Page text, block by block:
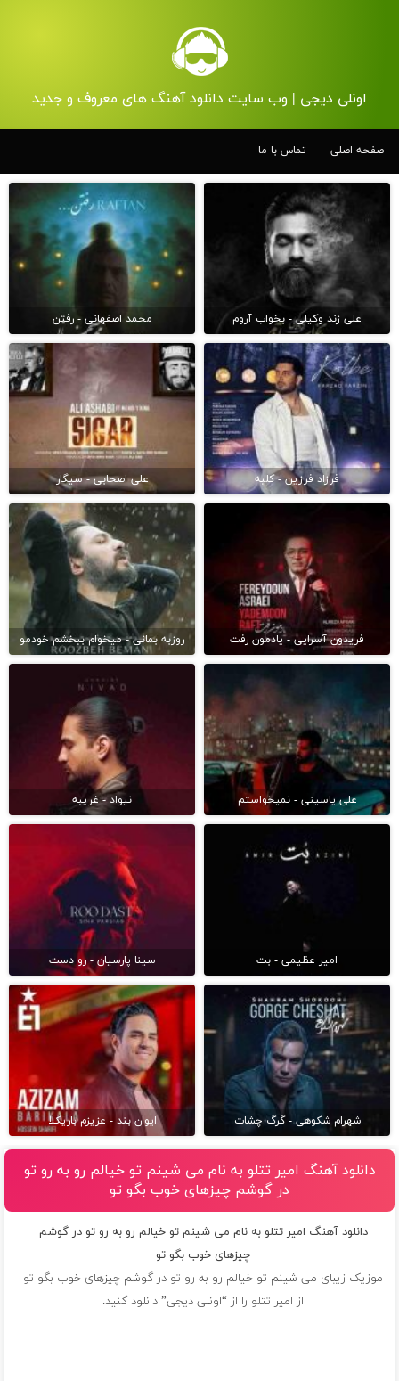
اونلی دیجی | وب سایت دانلود آهنگ های معروف و جدید
صفحه اصلی تماس با ما
علی زند وکیلی - بخواب آروم محمد اصفهانی - رفتن
فرزاد فرزین - کلبه علی اصحابی - سیگار
فریدون آسرایی - یادمون رفت روزبه بمانی - میخوام ببخشم خودمو
علی یاسینی - نمیخواستم نیواد - غریبه
امیر عظیمی - بت سینا پارسیان - رو دست
شهرام شکوهی - گرگ چشات ایوان بند - عزیزم باریکلا
دانلود آهنگ امیر تتلو به نام می شینم تو خیالم رو به رو تو
در گوشم چیزهای خوب بگو تو
دانلود آهنگ امیر تتلو به نام می شینم تو خیالم رو به رو تو در گوشم
چیزهای خوب بگو تو
موزیک زیبای می شینم تو خیالم رو به رو تو در گوشم چیزهای خوب بگو تو
از امیر تتلو را از “اونلی دیجی” دانلود کنید.